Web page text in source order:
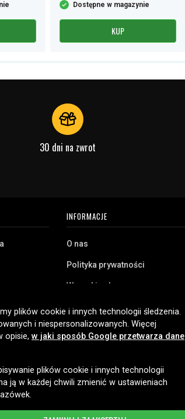
Dostępne w magazynie
KUP
30 dni na zwrot
INFORMACJE
O nas
Polityka prywatności
Warunki zakupu
Pliki cookie
plików cookie i innych technologii śledzenia.
i niespersonalizowanych. Więcej
opisie, w jaki sposób Google przetwarza dane
plików cookie i innych technologii
ją w każdej chwili zmienić w ustawieniach